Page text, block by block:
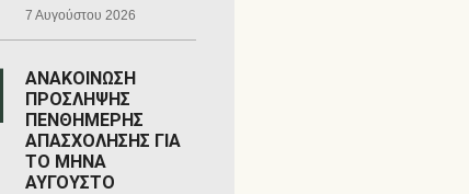
7 Αυγούστου 2026
ΑΝΑΚΟΙΝΩΣΗ
ΠΡΟΣΛΗΨΗΣ
ΠΕΝΘΗΜΕΡΗΣ
ΑΠΑΣΧΟΛΗΣΗΣ ΓΙΑ
ΤΟ ΜΗΝΑ
ΑΥΓΟΥΣΤΟ